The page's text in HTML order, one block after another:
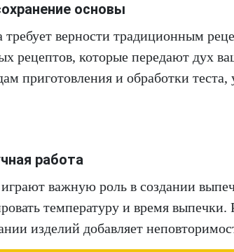
основы
верности традиционным
рецептов, которые передают дух
приготовления и обработки
работа
важную роль в создании
температуру и время выпечки.
изделий добавляет